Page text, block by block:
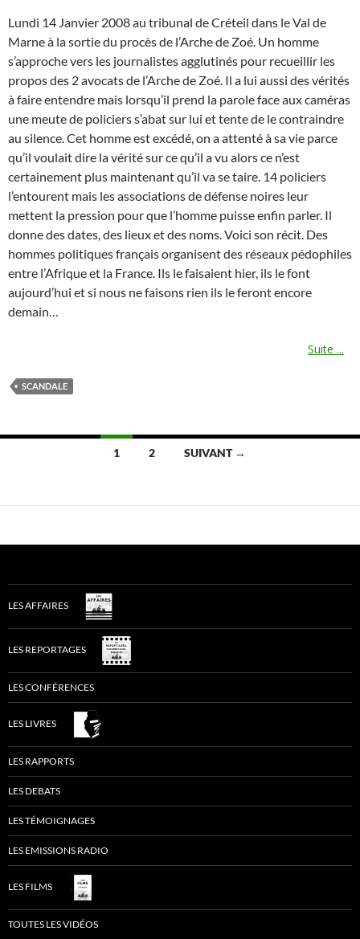
Lundi 14 Janvier 2008 au tribunal de Créteil dans le Val de
Marne à la sortie du procès de l’Arche de Zoé. Un homme
s’approche vers les journalistes agglutinés pour recueillir les
propos des 2 avocats de l’Arche de Zoé. Il a lui aussi des vérités
à faire entendre mais lorsqu’il prend la parole face aux caméras
une meute de policiers s’abat sur lui et tente de le contraindre
au silence. Cet homme est excédé, on a attenté à sa vie parce
qu’il voulait dire la vérité sur ce qu’il a vu alors ce n’est
certainement plus maintenant qu’il va se taire. 14 policiers
l’entourent mais les associations de défense noires leur
mettent la pression pour que l’homme puisse enfin parler. Il
donne des dates, des lieux et des noms. Voici son récit. Des
hommes politiques français organisent des réseaux pédophiles
entre l’Afrique et la France. Ils le faisaient hier, ils le font
aujourd’hui et si nous ne faisons rien ils le feront encore
demain…
Suite ...
SCANDALE
articles
1 2 SUIVANT →
LES AFFAIRES
LES REPORTAGES
LES CONFÉRENCES
LES LIVRES
LES RAPPORTS
LES DEBATS
LES TÉMOIGNAGES
LES EMISSIONS RADIO
LES FILMS
TOUTES LES VIDÉOS